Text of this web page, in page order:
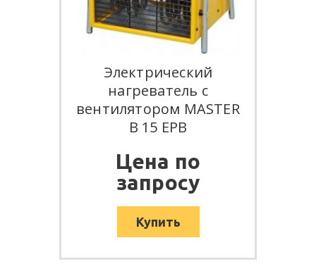
Электрический
нагреватель с
вентилятором MASTER
B 15 EPB
Цена по
запросу
Купить